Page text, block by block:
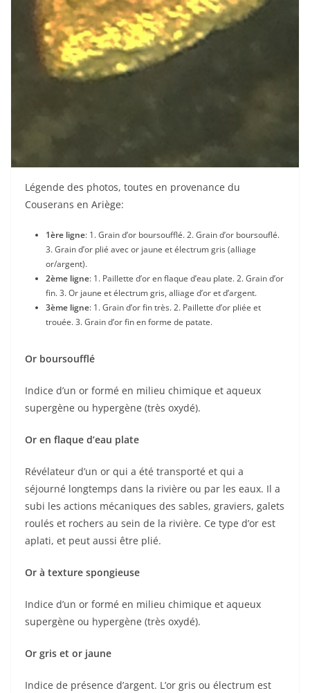
Légende des photos, toutes en provenance du
Couserans en Ariège:
1ère ligne: 1. Grain d’or boursoufflé. 2. Grain d’or boursouflé.
3. Grain d’or plié avec or jaune et électrum gris (alliage
or/argent).
2ème ligne: 1. Paillette d’or en flaque d’eau plate. 2. Grain d’or
fin. 3. Or jaune et électrum gris, alliage d’or et d’argent.
3ème ligne: 1. Grain d’or fin très. 2. Paillette d’or pliée et
trouée. 3. Grain d’or fin en forme de patate.
Or boursoufflé
Indice d’un or formé en milieu chimique et aqueux
supergène ou hypergène (très oxydé).
Or en flaque d’eau plate
Révélateur d’un or qui a été transporté et qui a
séjourné longtemps dans la rivière ou par les eaux. Il a
subi les actions mécaniques des sables, graviers, galets
roulés et rochers au sein de la rivière. Ce type d’or est
aplati, et peut aussi être plié.
Or à texture spongieuse
Indice d’un or formé en milieu chimique et aqueux
supergène ou hypergène (très oxydé).
Or gris et or jaune
Indice de présence d’argent. L’or gris ou électrum est